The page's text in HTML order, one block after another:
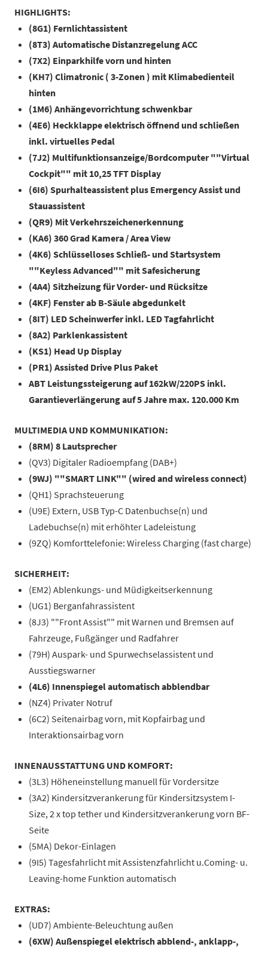
HIGHLIGHTS:
(8G1) Fernlichtassistent
(8T3) Automatische Distanzregelung ACC
(7X2) Einparkhilfe vorn und hinten
(KH7) Climatronic ( 3-Zonen ) mit Klimabedienteil
hinten
(1M6) Anhängevorrichtung schwenkbar
(4E6) Heckklappe elektrisch öffnend und schließen
inkl. virtuelles Pedal
(7J2) Multifunktionsanzeige/Bordcomputer ""Virtual
Cockpit"" mit 10,25 TFT Display
(6I6) Spurhalteassistent plus Emergency Assist und
Stauassistent
(QR9) Mit Verkehrszeichenerkennung
(KA6) 360 Grad Kamera / Area View
(4K6) Schlüsselloses Schließ- und Startsystem
""Keyless Advanced"" mit Safesicherung
(4A4) Sitzheizung für Vorder- und Rücksitze
(4KF) Fenster ab B-Säule abgedunkelt
(8IT) LED Scheinwerfer inkl. LED Tagfahrlicht
(8A2) Parklenkassistent
(KS1) Head Up Display
(PR1) Assisted Drive Plus Paket
ABT Leistungssteigerung auf 162kW/220PS inkl.
Garantieverlängerung auf 5 Jahre max. 120.000 Km
MULTIMEDIA UND KOMMUNIKATION:
(8RM) 8 Lautsprecher
(QV3) Digitaler Radioempfang (DAB+)
(9WJ) ""SMART LINK"" (wired and wireless connect)
(QH1) Sprachsteuerung
(U9E) Extern, USB Typ-C Datenbuchse(n) und
Ladebuchse(n) mit erhöhter Ladeleistung
(9ZQ) Komforttelefonie: Wireless Charging (fast charge)
SICHERHEIT:
(EM2) Ablenkungs- und Müdigkeitserkennung
(UG1) Berganfahrassistent
(8J3) ""Front Assist"" mit Warnen und Bremsen auf
Fahrzeuge, Fußgänger und Radfahrer
(79H) Auspark- und Spurwechselassistent und
Ausstiegswarner
(4L6) Innenspiegel automatisch abblendbar
(NZ4) Privater Notruf
(6C2) Seitenairbag vorn, mit Kopfairbag und
Interaktionsairbag vorn
INNENAUSSTATTUNG UND KOMFORT:
(3L3) Höheneinstellung manuell für Vordersitze
(3A2) Kindersitzverankerung für Kindersitzsystem I-
Size, 2 x top tether und Kindersitzverankerung vorn BF-
Seite
(5MA) Dekor-Einlagen
(9I5) Tagesfahrlicht mit Assistenzfahrlicht u.Coming- u.
Leaving-home Funktion automatisch
EXTRAS:
(UD7) Ambiente-Beleuchtung außen
(6XW) Außenspiegel elektrisch abblend-, anklapp-,